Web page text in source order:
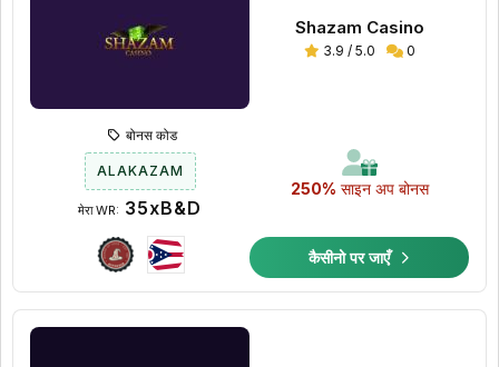
Shazam Casino
3.9 / 5.0 0
250% साइन अप बोनस
बोनस कोड
ALAKAZAM
मेरा WR: 35xB&D
कैसीनो पर जाएँ